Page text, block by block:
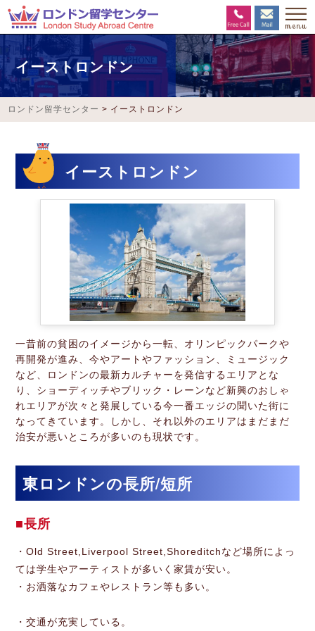
イーストロンドン
ロンドン留学センター > イーストロンドン
イーストロンドン
一昔前の貧困のイメージから一転、オリンピックパークや
再開発が進み、今やアートやファッション、ミュージック
など、ロンドンの最新カルチャーを発信するエリアとな
り、ショーディッチやブリック・レーンなど新興のおしゃ
れエリアが次々と発展している今一番エッジの聞いた街に
なってきています。しかし、それ以外のエリアはまだまだ
治安が悪いところが多いのも現状です。
東ロンドンの長所/短所
長所
・Old Street,Liverpool Street,Shoreditchなど場所によっ
ては学生やアーティストが多いく家賃が安い。
・お洒落なカフェやレストラン等も多い。
・交通が充実している。